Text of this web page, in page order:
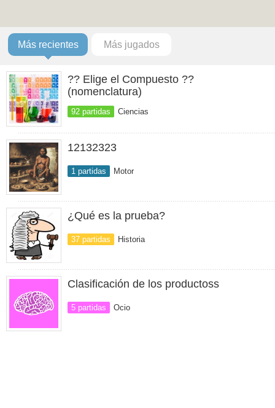
Más recientes Más jugados
?? Elige el Compuesto ??
(nomenclatura)
92 partidas Ciencias
12132323
1 partidas Motor
¿Qué es la prueba?
37 partidas Historia
Clasificación de los productoss
5 partidas Ocio